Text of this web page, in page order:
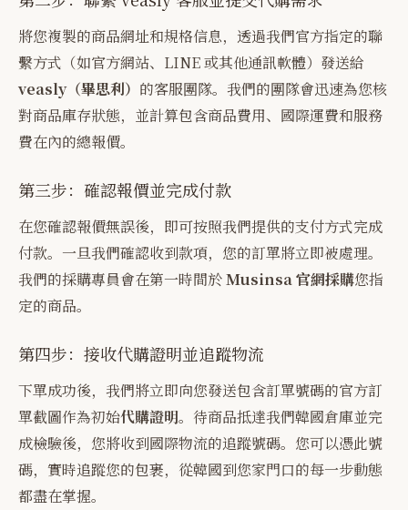
將您複製的商品網址和規格信息，透過我們官方指定的聯
繫方式（如官方網站、LINE 或其他通訊軟體）發送給
veasly（畢思利） 的客服團隊。我們的團隊會迅速為您核
對商品庫存狀態，並計算包含商品費用、國際運費和服務
費在內的總報價。
第三步：確認報價並完成付款
在您確認報價無誤後，即可按照我們提供的支付方式完成
付款。一旦我們確認收到款項，您的訂單將立即被處理。
我們的採購專員會在第一時間於Musinsa 官網採購您指
定的商品。
第四步：接收代購證明並追蹤物流
下單成功後，我們將立即向您發送包含訂單號碼的官方訂
單截圖作為初始代購證明。待商品抵達我們韓國倉庫並完
成檢驗後，您將收到國際物流的追蹤號碼。您可以憑此號
碼，實時追蹤您的包裹，從韓國到您家門口的每一步動態
都盡在掌握。